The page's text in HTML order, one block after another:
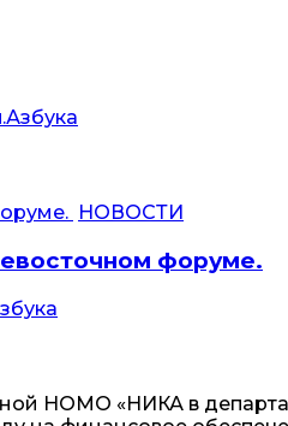
НОВОСТИ
форуме.
НОМО «НИКА в